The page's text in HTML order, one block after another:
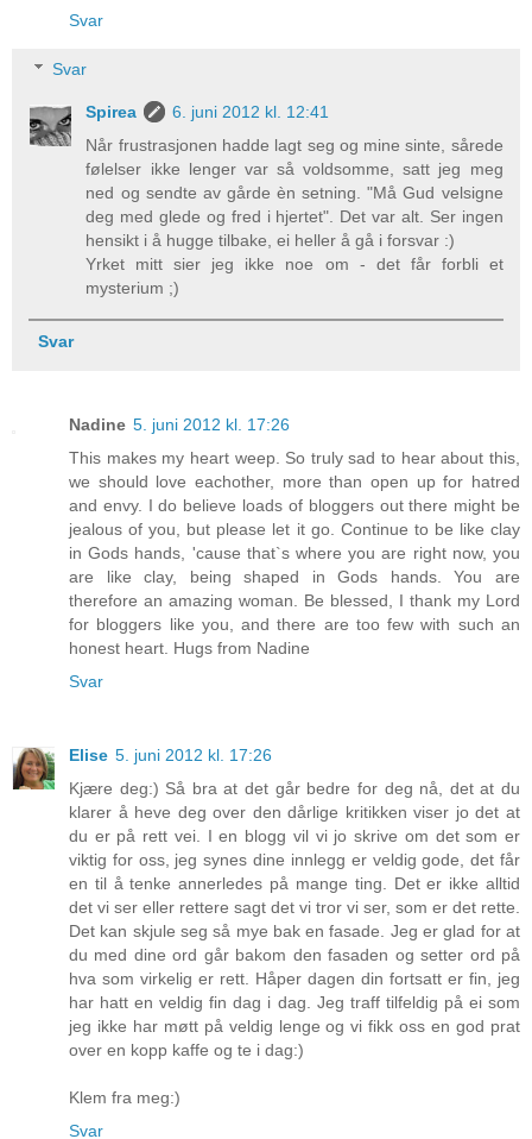
Svar
Svar
Spirea
6. juni 2012 kl. 12:41
Når frustrasjonen hadde lagt seg og mine sinte, sårede
følelser ikke lenger var så voldsomme, satt jeg meg
ned og sendte av gårde èn setning. "Må Gud velsigne
deg med glede og fred i hjertet". Det var alt. Ser ingen
hensikt i å hugge tilbake, ei heller å gå i forsvar :)
Yrket mitt sier jeg ikke noe om - det får forbli et
mysterium ;)
Svar
Nadine 5. juni 2012 kl. 17:26
This makes my heart weep. So truly sad to hear about this,
we should love eachother, more than open up for hatred
and envy. I do believe loads of bloggers out there might be
jealous of you, but please let it go. Continue to be like clay
in Gods hands, 'cause that`s where you are right now, you
are like clay, being shaped in Gods hands. You are
therefore an amazing woman. Be blessed, I thank my Lord
for bloggers like you, and there are too few with such an
honest heart. Hugs from Nadine
Svar
Elise 5. juni 2012 kl. 17:26
Kjære deg:) Så bra at det går bedre for deg nå, det at du
klarer å heve deg over den dårlige kritikken viser jo det at
du er på rett vei. I en blogg vil vi jo skrive om det som er
viktig for oss, jeg synes dine innlegg er veldig gode, det får
en til å tenke annerledes på mange ting. Det er ikke alltid
det vi ser eller rettere sagt det vi tror vi ser, som er det rette.
Det kan skjule seg så mye bak en fasade. Jeg er glad for at
du med dine ord går bakom den fasaden og setter ord på
hva som virkelig er rett. Håper dagen din fortsatt er fin, jeg
har hatt en veldig fin dag i dag. Jeg traff tilfeldig på ei som
jeg ikke har møtt på veldig lenge og vi fikk oss en god prat
over en kopp kaffe og te i dag:)
Klem fra meg:)
Svar